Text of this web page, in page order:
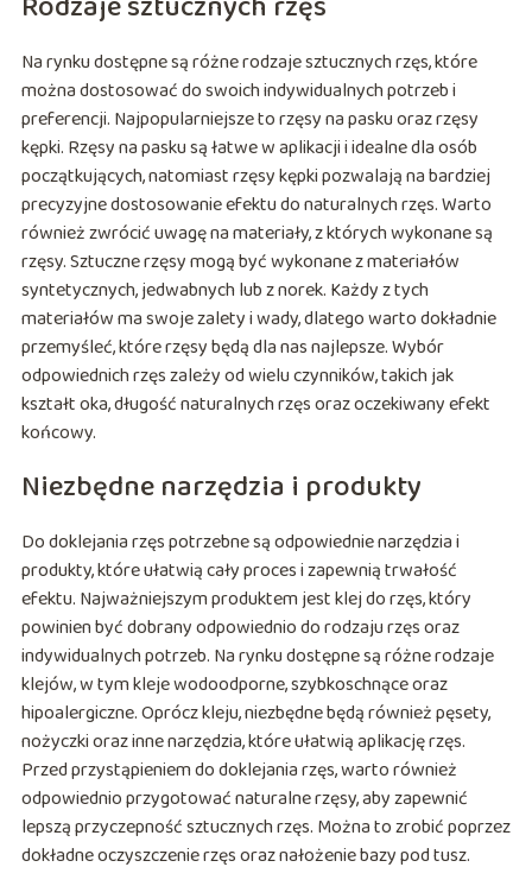
Na rynku dostępne są różne rodzaje sztucznych rzęs, które
można dostosować do swoich indywidualnych potrzeb i
preferencji. Najpopularniejsze to rzęsy na pasku oraz rzęsy
kępki. Rzęsy na pasku są łatwe w aplikacji i idealne dla osób
początkujących, natomiast rzęsy kępki pozwalają na bardziej
precyzyjne dostosowanie efektu do naturalnych rzęs. Warto
również zwrócić uwagę na materiały, z których wykonane są
rzęsy. Sztuczne rzęsy mogą być wykonane z materiałów
syntetycznych, jedwabnych lub z norek. Każdy z tych
materiałów ma swoje zalety i wady, dlatego warto dokładnie
przemyśleć, które rzęsy będą dla nas najlepsze. Wybór
odpowiednich rzęs zależy od wielu czynników, takich jak
kształt oka, długość naturalnych rzęs oraz oczekiwany efekt
końcowy.
Niezbędne narzędzia i produkty
Do doklejania rzęs potrzebne są odpowiednie narzędzia i
produkty, które ułatwią cały proces i zapewnią trwałość
efektu. Najważniejszym produktem jest klej do rzęs, który
powinien być dobrany odpowiednio do rodzaju rzęs oraz
indywidualnych potrzeb. Na rynku dostępne są różne rodzaje
klejów, w tym kleje wodoodporne, szybkoschnące oraz
hipoalergiczne. Oprócz kleju, niezbędne będą również pęsety,
nożyczki oraz inne narzędzia, które ułatwią aplikację rzęs.
Przed przystąpieniem do doklejania rzęs, warto również
odpowiednio przygotować naturalne rzęsy, aby zapewnić
lepszą przyczepność sztucznych rzęs. Można to zrobić poprzez
dokładne oczyszczenie rzęs oraz nałożenie bazy pod tusz.